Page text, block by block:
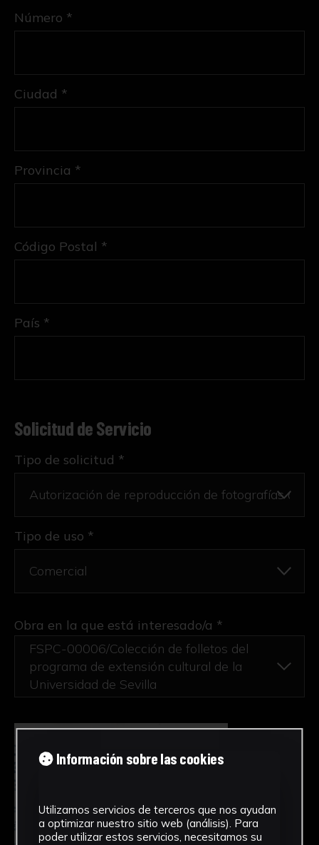
Número *
Ciudad *
Provincia *
Código Postal *
País *
Solicitud de Servicio
Tipo de solicitud *
Tipo de uso *
Obra en la que está interesado/a *
FSPC-00006/Colección de folletos del
programa de extensión cultural de la
Universidad de Sevilla
Información sobre las cookies
Utilizamos servicios de terceros que nos ayudan
a optimizar nuestro sitio web (análisis). Para
poder utilizar estos servicios, necesitamos su